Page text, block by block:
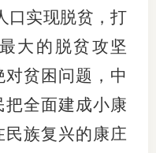
口实现脱贫，打
大的脱贫攻坚
贫困问题，中
把全面建成小康
族复兴的康庄